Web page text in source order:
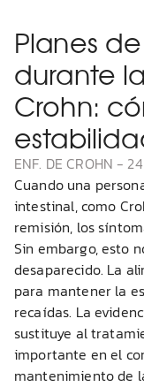
Planes
durante
Crohn:
ENF. DE CROHN -
Cuando una
intestinal, como
remisión, los
Sin embargo, esto
desaparecido. La
para mantener la
recaídas. La
sustituye al
importante en el
mantenimiento de